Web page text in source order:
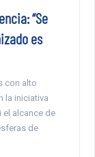
“Se
es
con alto
la iniciativa
alcance de
de